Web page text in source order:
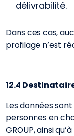
délivrabilité.
Dans ces cas,
profilage n’est
12.4
Les données
personnes en
GROUP, ainsi